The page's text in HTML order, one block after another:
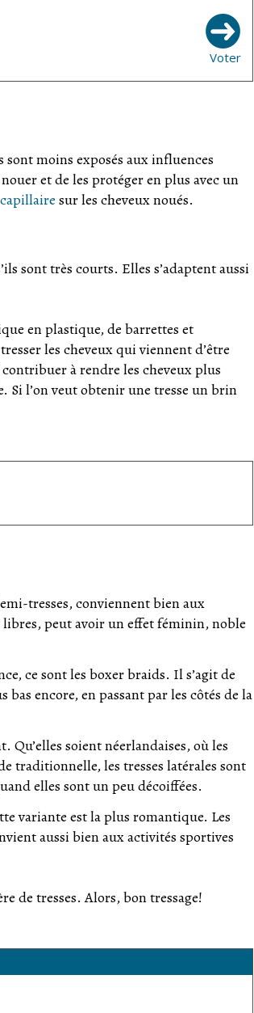
Voter
sont moins exposés aux influences
et de les protéger en plus avec un
sur les cheveux noués.
sont très courts. Elles s’adaptent aussi
en plastique, de barrettes et
les cheveux qui viennent d’être
à rendre les cheveux plus
Si l’on veut obtenir une tresse un brin
tresses, conviennent bien aux
libres, peut avoir un effet féminin, noble
ce sont les boxer braids. Il s’agit de
encore, en passant par les côtés de la
Qu’elles soient néerlandaises, où les
traditionnelle, les tresses latérales sont
elles sont un peu décoiffées.
variante est la plus romantique. Les
aussi bien aux activités sportives
de tresses. Alors, bon tressage!